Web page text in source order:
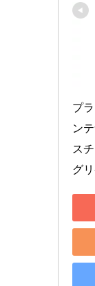
プ
ン
ス
グ